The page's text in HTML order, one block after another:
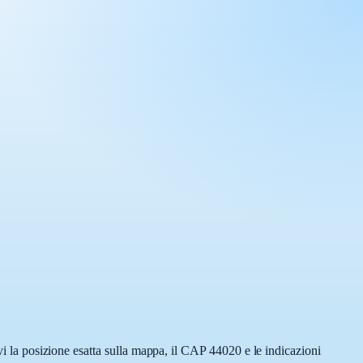
posizione esatta sulla mappa, il CAP 44020 e le indicazioni